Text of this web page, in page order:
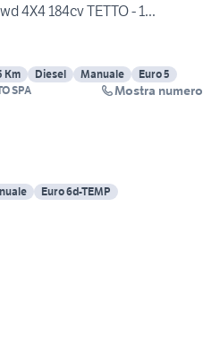
4X4 184cv TETTO - 1...
Km Diesel Manuale
Euro 5
SPA Mostra numero
Euro 6d-TEMP